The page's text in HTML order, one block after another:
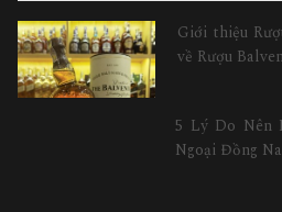
Giới thiệu
về Rượu
5 Lý Do Nên
Ngoại Đồng